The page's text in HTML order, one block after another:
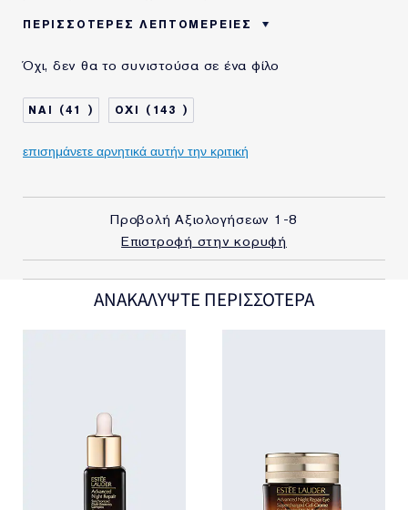
ΠΕΡΙΣΣΌΤΕΡΕΣ ΛΕΠΤΟΜΈΡΕΙΕΣ
ΠΡΟΪΟΝΤΑ ESTÉE
Όχι, δεν θα το συνιστούσα σε ένα φίλο
41 143
επισημάνετε αρνητικά αυτήν την κριτική
Προβολή Αξιολογήσεων 1-8
Επιστροφή στην κορυφή
ΑΝΑΚΑΛΥΨΤΕ ΠΕΡΙΣΣΟΤΕΡΑ